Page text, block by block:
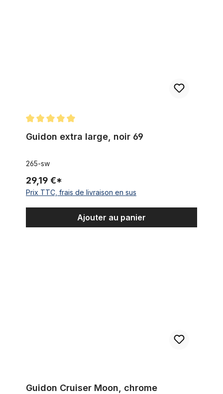
Guidon extra large, noir 69
265-sw
29,19 €*
Prix TTC, frais de livraison en sus
Ajouter au panier
Guidon Cruiser Moon, chrome